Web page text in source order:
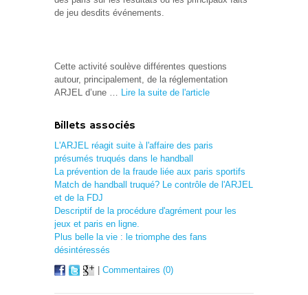
de jeu desdits événements.
Cette activité soulève différentes questions
autour, principalement, de la réglementation
ARJEL d’une … Lire la suite de l'article
Billets associés
L'ARJEL réagit suite à l'affaire des paris
présumés truqués dans le handball
La prévention de la fraude liée aux paris sportifs
Match de handball truqué? Le contrôle de l'ARJEL
et de la FDJ
Descriptif de la procédure d'agrément pour les
jeux et paris en ligne.
Plus belle la vie : le triomphe des fans
désintéressés
Commentaires (0)